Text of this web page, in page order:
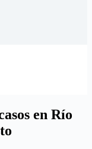
en Río